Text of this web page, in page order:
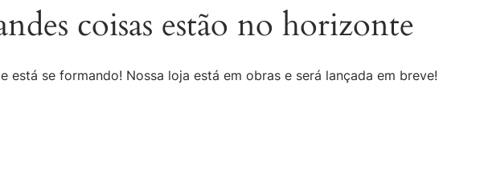
coisas estão no horizonte
está se formando! Nossa loja está em obras e será lançada em breve!